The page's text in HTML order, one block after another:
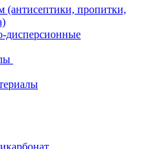
(антисептики, пропитки,
дисперсионные